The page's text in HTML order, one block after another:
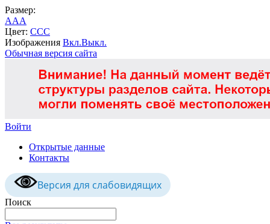
Размер:
AAA
Цвет: CCC
Изображения Вкл.Выкл.
Обычная версия сайта
Войти
Открытые данные
Контакты
Версия для слабовидящих
Поиск